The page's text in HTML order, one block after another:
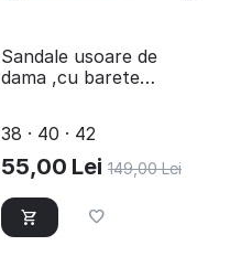
Sandale usoare de
dama ,cu barete
38 · 40 · 42
55,00 Lei 149,00 Lei